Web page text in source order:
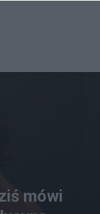
mówi